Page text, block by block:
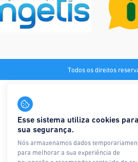
Todos os direitos
Esse sistema utiliza cookies para
sua segurança.
Nós armazenamos dados
para melhorar a sua experiência de